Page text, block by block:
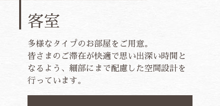
客室
多様なタイプのお部屋をご用意。
皆さまのご滞在が快適で思い出深い時間と
なるよう、細部にまで配慮した空間設計を
行っています。